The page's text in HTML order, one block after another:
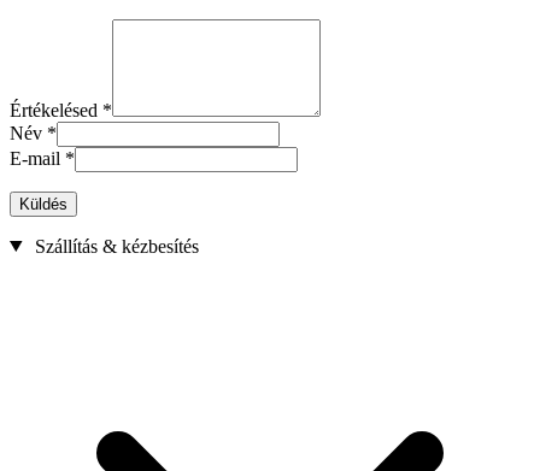
Értékelésed *
Név *
E-mail *
Küldés
Szállítás & kézbesítés